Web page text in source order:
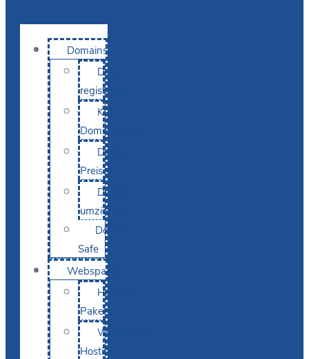
Domains
Domain
registrieren
KI-
Domainsuche
Domain-
Preise
Domain
umziehen
Domain-
Safe
Webspace
Hosting-
Pakete
WordPress
Hosting